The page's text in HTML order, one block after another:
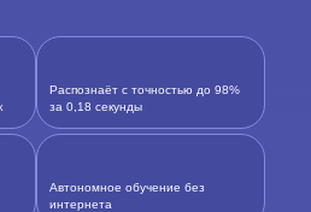
Распознаёт с точностью до 98%
за 0,18 секунды
Автономное обучение без
интернета